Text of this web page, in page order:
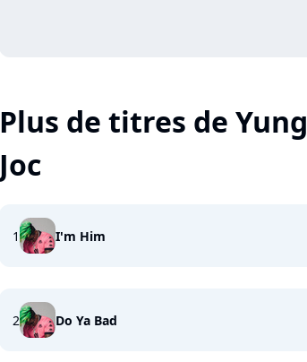
Plus de titres de Yung
Joc
1 I'm Him
2 Do Ya Bad